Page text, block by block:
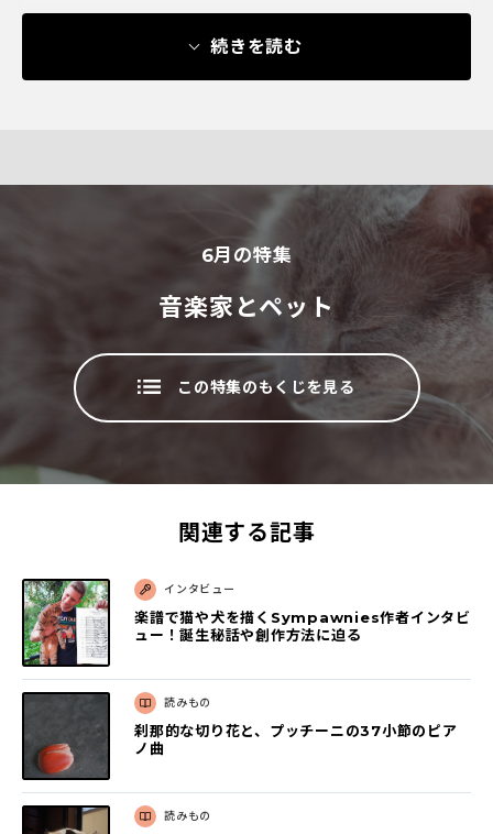
続きを読む
6月の特集
音楽家とペット
この特集のもくじを見る
関連する記事
インタビュー
楽譜で猫や犬を描くSympawnies作者インタビ
ュー！誕生秘話や創作方法に迫る
読みもの
刹那的な切り花と、プッチーニの37小節のピア
ノ曲
読みもの